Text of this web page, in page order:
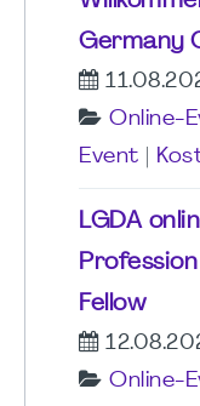
Germany
Online-
Event
LGDA
Fellow
Online-